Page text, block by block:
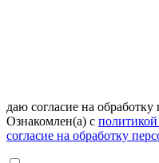
даю согласие на
Ознакомлен(а) с
согласие на обработку